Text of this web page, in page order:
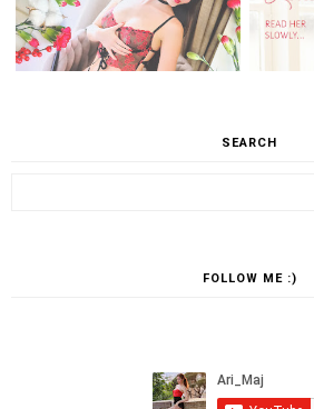
SEARCH
FOLLOW ME :)